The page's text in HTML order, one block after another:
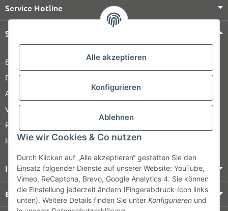
Alle akzeptieren
Konfigurieren
Ablehnen
Wie wir Cookies & Co nutzen
Durch Klicken auf „Alle akzeptieren“ gestatten Sie den
Einsatz folgender Dienste auf unserer Website: YouTube,
Vimeo, ReCaptcha, Brevo, Google Analytics 4. Sie können
die Einstellung jederzeit ändern (Fingerabdruck-Icon links
unten). Weitere Details finden Sie unter Konfigurieren und
Service Hotline
Shop Service
Barrierefreiheitserklärung
Datenschutz
AGB
Versandinformationen
Retour
Impressum
Informationen
Bezahlung & Versand